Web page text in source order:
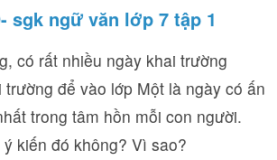
sgk ngữ văn lớp 7 tập 1
có rất nhiều ngày khai trường
để vào lớp Một là ngày có ấn
trong tâm hồn mỗi con người.
kiến đó không? Vì sao?